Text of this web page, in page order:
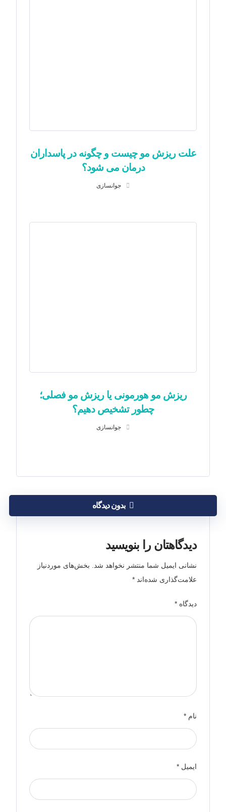
علت ریزش مو چیست و چگونه در پاسداران
درمان می شود؟
جوانسازی
ریزش مو هورمونی یا ریزش مو فصلی؛
چطور تشخیص دهیم؟
جوانسازی
بدون دیدگاه
دیدگاهتان را بنویسید
نشانی ایمیل شما منتشر نخواهد شد.
بخش‌های موردنیاز
علامت‌گذاری شده‌اند*
دیدگاه*
نام*
ایمیل*